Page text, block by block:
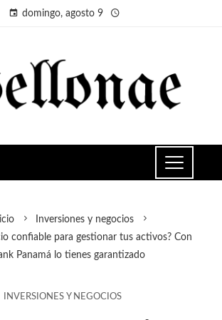
domingo, agosto 9
Inversiones y negocios
confiable para gestionar tus activos? Con
Panamá lo tienes garantizado
INVERSIONES Y NEGOCIOS